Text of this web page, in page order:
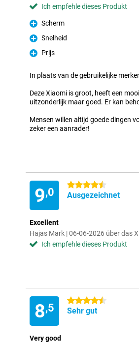
Ich empfehle dieses Produkt
Pro
Scherm
Pro
Snelheid
Pro
Prijs
In plaats van de gebruikelijke
Deze Xiaomi is groot, heeft een
uitzonderlijk maar goed. Er kan
Mensen willen altijd goede dingen
zeker een aanrader!
9,0
4.5 Sterne
Ausgezeichnet
Excellent
Hajas Mark | 06-06-2026 über das
Ich empfehle dieses Produkt
8,5
4.5 Sterne
Sehr gut
Very good